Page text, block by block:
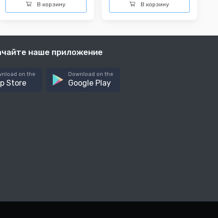
В корзину В корзину
наше приложение
on the
Store
Download on the
Google Play